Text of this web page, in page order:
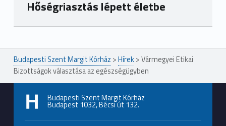
Hőségriasztás lépett életbe
Ugrás a főmenühöz
Budapesti Szent Margit Kórház >Hírek>Vármegyei Etikai
Bizottságok választása az egészségügyben
Budapesti Szent Margit Kórház
Budapest 1032, Bécsi út 132.